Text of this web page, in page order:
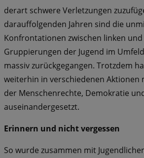
derart schwere Verletzungen
darauffolgenden Jahren sind die
Konfrontationen zwischen linken
Gruppierungen der Jugend im
massiv zurückgegangen. Trotzdem
weiterhin in verschiedenen Aktionen
der Menschenrechte, Demokratie
auseinandergesetzt.
Erinnern und nicht vergessen
So wurde zusammen mit